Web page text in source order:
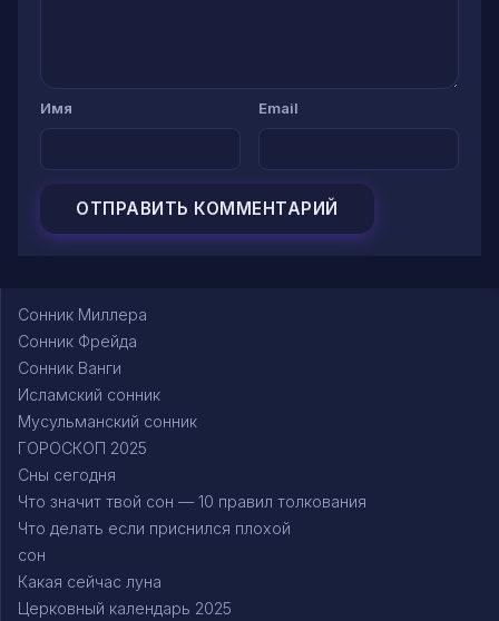
Имя Email
Сонник Миллера
Сонник Фрейда
Сонник Ванги
Исламский сонник
Мусульманский сонник
ГОРОСКОП 2025
Сны сегодня
Что значит твой сон — 10 правил толкования
Что делать если приснился плохой
сон
Какая сейчас луна
Церковный календарь 2025